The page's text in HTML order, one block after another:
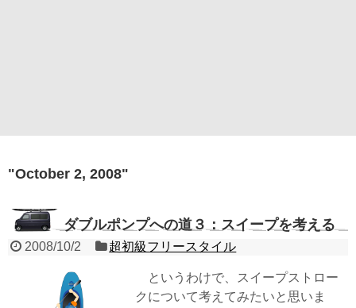
"October 2, 2008"
ダブルポンプへの道３：スイープを考える
2008/10/2 超初級フリースタイル
というわけで、スイープストロー
クについて考えてみたいと思いま